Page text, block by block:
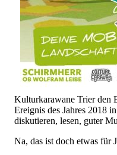
Kulturkarawane Trier den
Ereignis des Jahres 2018
diskutieren, lesen, guter
Na, das ist doch etwas für